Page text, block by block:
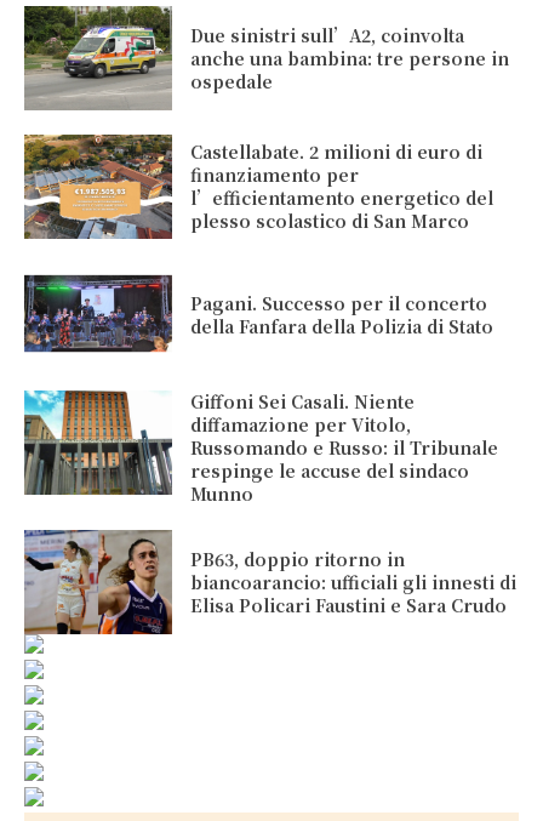
Due sinistri sull’A2, coinvolta
anche una bambina: tre persone in
ospedale
Castellabate. 2 milioni di euro di
finanziamento per
l’efficientamento energetico del
plesso scolastico di San Marco
Pagani. Successo per il concerto
della Fanfara della Polizia di Stato
Giffoni Sei Casali. Niente
diffamazione per Vitolo,
Russomando e Russo: il Tribunale
respinge le accuse del sindaco
Munno
PB63, doppio ritorno in
biancoarancio: ufficiali gli innesti di
Elisa Policari Faustini e Sara Crudo